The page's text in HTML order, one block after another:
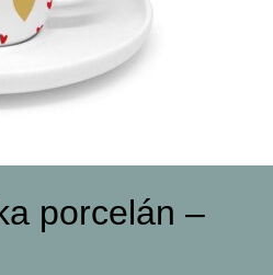
porcelán –